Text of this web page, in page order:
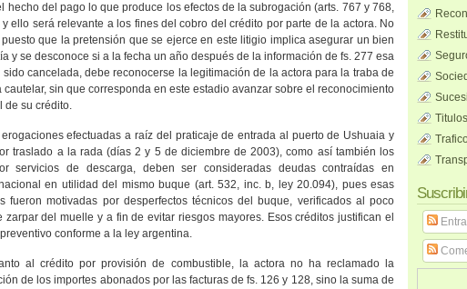
hecho del pago lo que produce los efectos de la subrogación (arts. 767 y 768,
ello será relevante a los fines del cobro del crédito por parte de la actora. No
que la pretensión que se ejerce en este litigio implica asegurar un bien
y se desconoce si a la fecha un año después de la información de fs. 277 esa
cancelada, debe reconocerse la legitimación de la actora para la traba de
cautelar, sin que corresponda en este estadio avanzar sobre el reconocimiento
de su crédito.
efectuadas a raíz del praticaje de entrada al puerto de Ushuaia y
traslado a la rada (días 2 y 5 de diciembre de 2003), como así también los
servicios de descarga, deben ser consideradas deudas contraídas en
en utilidad del mismo buque (art. 532, inc. b, ley 20.094), pues esas
fueron motivadas por desperfectos técnicos del buque, verificados al poco
zarpar del muelle y a fin de evitar riesgos mayores. Esos créditos justifican el
conforme a la ley argentina.
al crédito por provisión de combustible, la actora no ha reclamado la
de los importes abonados por las facturas de fs. 126 y 128, sino la suma de